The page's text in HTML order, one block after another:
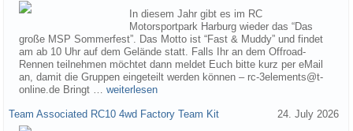
In diesem Jahr gibt es im RC
Motorsportpark Harburg wieder das “Das
große MSP Sommerfest”. Das Motto ist “Fast & Muddy” und findet
am ab 10 Uhr auf dem Gelände statt. Falls Ihr an dem Offroad-
Rennen teilnehmen möchtet dann meldet Euch bitte kurz per eMail
an, damit die Gruppen eingeteilt werden können – rc-3elements@t-
online.de Bringt … weiterlesen
Team Associated RC10 4wd Factory Team Kit 24. July 2026